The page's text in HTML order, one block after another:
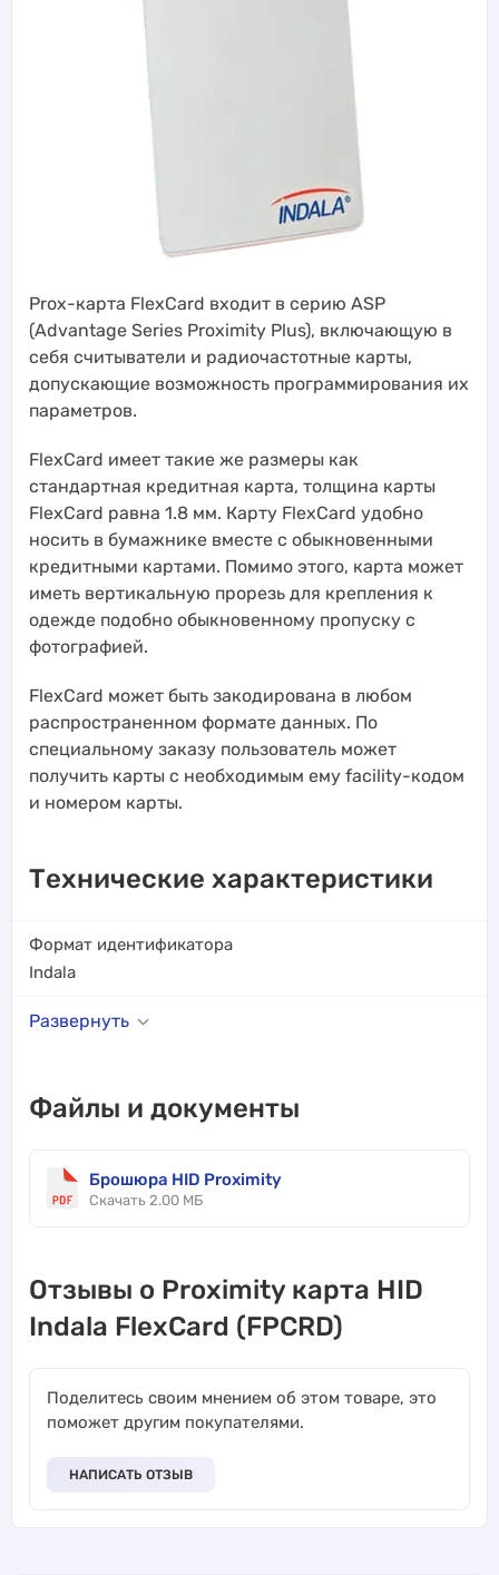
Prox-карта FlexCard входит в серию ASP
(Advantage Series Proximity Plus), включающую в
себя считыватели и радиочастотные карты,
допускающие возможность программирования их
параметров.
FlexCard имеет такие же размеры как
стандартная кредитная карта, толщина карты
FlexCard равна 1.8 мм. Карту FlexCard удобно
носить в бумажнике вместе с обыкновенными
кредитными картами. Помимо этого, карта может
иметь вертикальную прорезь для крепления к
одежде подобно обыкновенному пропуску с
фотографией.
FlexCard может быть закодирована в любом
распространенном формате данных. По
специальному заказу пользователь может
получить карты с необходимым ему facility-кодом
и номером карты.
Технические характеристики
Формат идентификатора
Indala
Развернуть
Файлы и документы
Брошюра HID Proximity
Скачать 2.00 МБ
Отзывы о Proximity карта HID
Indala FlexCard (FPCRD)
Поделитесь своим мнением об этом товаре, это
поможет другим покупателями.
НАПИСАТЬ ОТЗЫВ